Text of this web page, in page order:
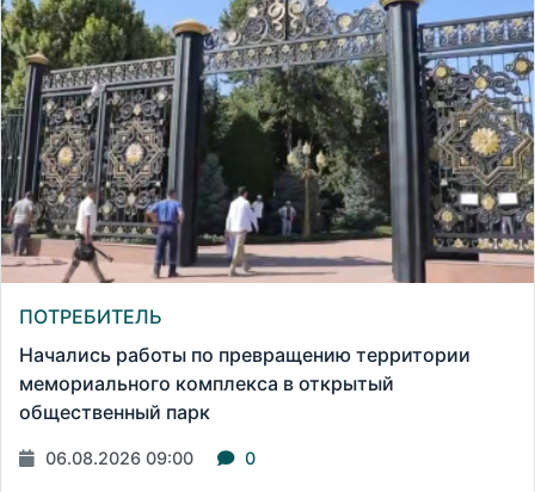
ПОТРЕБИТЕЛЬ
Начались работы по превращению территории
мемориального комплекса в открытый
общественный парк
06.08.2026 09:00 0